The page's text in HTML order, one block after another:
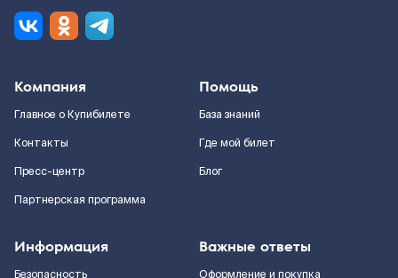
Компания
Главное о Купибилете
Контакты
Пресс-центр
Партнерская программа
Помощь
База знаний
Где мой билет
Блог
Информация
Безопасность
Важные ответы
Оформление и покупка